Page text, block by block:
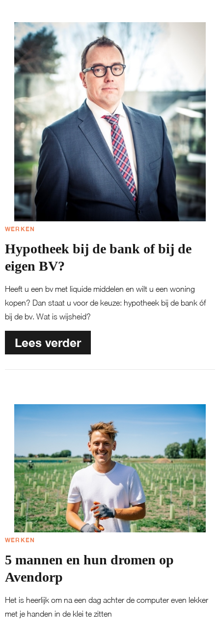
WERKEN
Hypotheek bij de bank of bij de
eigen BV?
Heeft u een bv met liquide middelen en wilt u een woning
kopen? Dan staat u voor de keuze: hypotheek bij de bank óf
bij de bv. Wat is wijsheid?
Lees verder
WERKEN
5 mannen en hun dromen op
Avendorp
Het is heerlijk om na een dag achter de computer even lekker
met je handen in de klei te zitten